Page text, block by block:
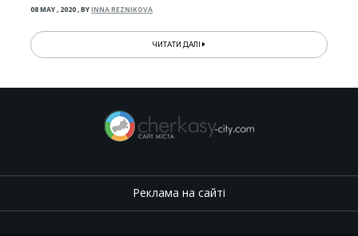
08 MAY , 2020,BYINNA REZNIKOVA
ЧИТАТИ ДАЛІ
Реклама на сайті